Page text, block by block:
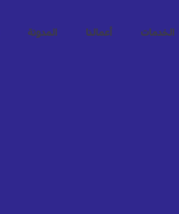
الخدمات أعمالنا المدونة